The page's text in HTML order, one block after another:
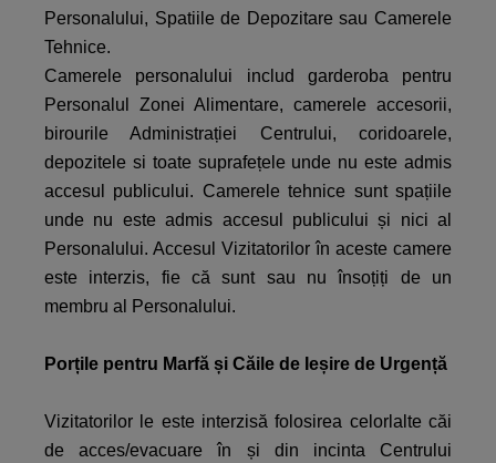
Personalului, Spatiile de Depozitare sau Camerele
Tehnice.
Camerele personalului includ garderoba pentru
Personalul Zonei Alimentare, camerele accesorii,
birourile Administrației Centrului, coridoarele,
depozitele si toate suprafețele unde nu este admis
accesul publicului. Camerele tehnice sunt spațiile
unde nu este admis accesul publicului și nici al
Personalului. Accesul Vizitatorilor în aceste camere
este interzis, fie că sunt sau nu însoțiți de un
membru al Personalului.
Porțile pentru Marfă și Căile de Ieșire de Urgență
Vizitatorilor le este interzisă folosirea celorlalte căi
de acces/evacuare în și din incinta Centrului